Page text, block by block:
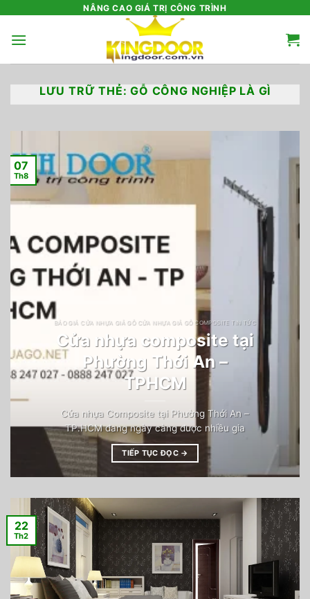
nội
NÂNG CAO GIÁ TRỊ CÔNG TRÌNH
LƯU TRỮ THẺ:GỖ CÔNG NGHIỆP LÀ GÌ
BÁO GIÁ CỬA NHỰA GIẢ GỖ CỬA NHỰA GIẢ GỖ COMPOSITE TIN TỨC
Cửa nhựa composite tại
Phường Thới An –
TPHCM
Cửa nhựa Composite tại Phường Thới An –
TP.HCM đang ngày càng được nhiều gia
TIẾP TỤC ĐỌC →
07
Th8
22
Th2